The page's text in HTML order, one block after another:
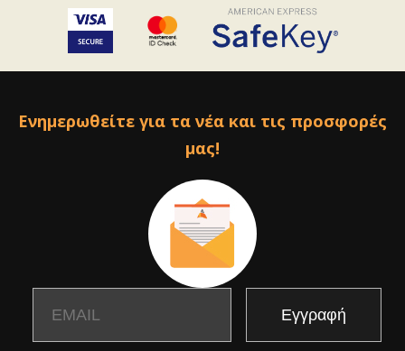
Ενημερωθείτε για τα νέα και τις προσφορές
μας!